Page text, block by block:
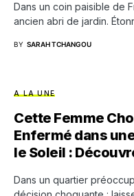
Dans un coin paisible de
ancien abri de jardin.
BY SARAH TCHANGOU
A LA UNE
Cette Femme
Enfermé dans
le Soleil :
Dans un quartier